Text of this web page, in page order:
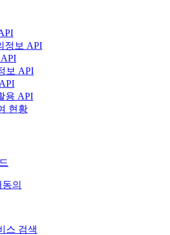
정보 API
보 API
용 API
현황
의
스 검색